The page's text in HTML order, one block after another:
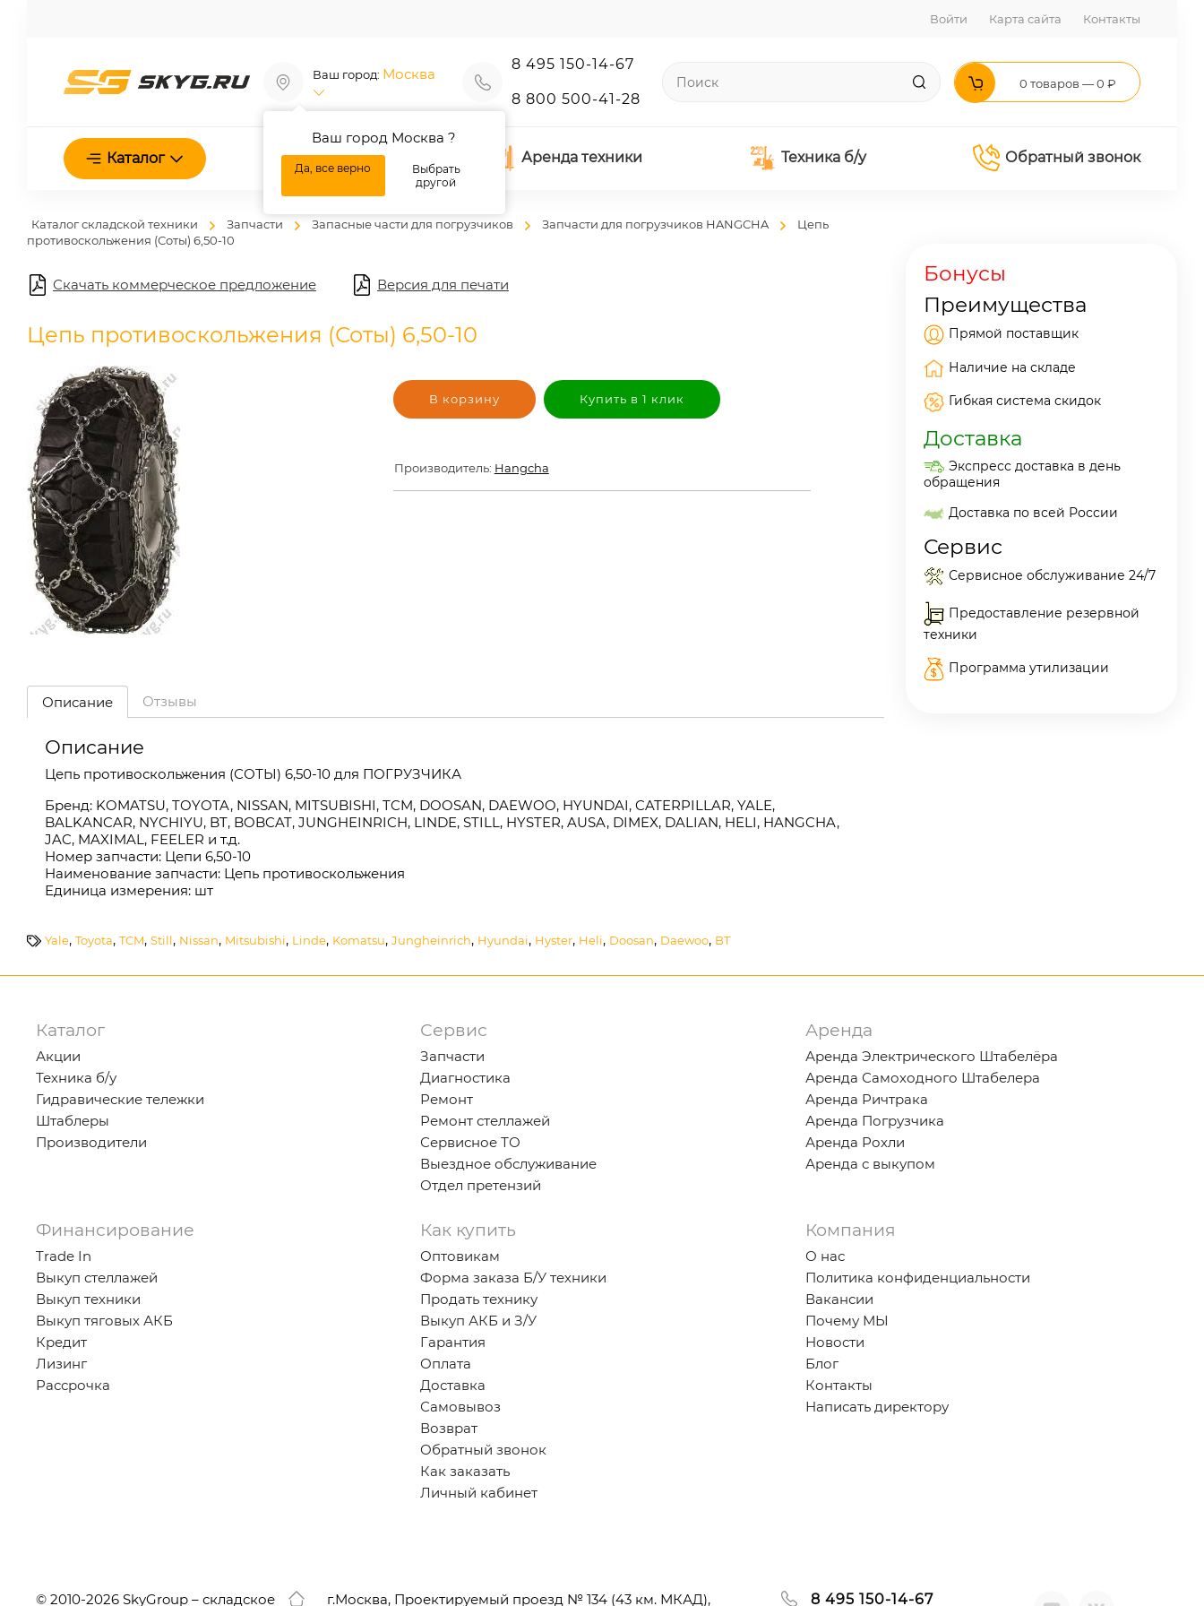
Войти Карта сайта Контакты
Ваш город: Москва
Ваш город Москва ?
Да, все верно
Выбрать
другой
8 495 150-14-67
8 800 500-41-28
0 товаров — 0 ₽
Каталог О нас Аренда техники Техника б/у Обратный звонок
Каталог складской техники Запчасти Запасные части для погрузчиков Запчасти для погрузчиков HANGCHA
Цепь
противоскольжения (Соты) 6,50-10
Скачать коммерческое предложение Версия для печати
Цепь противоскольжения (Соты) 6,50-10
В корзину Купить в 1 клик
Производитель: Hangcha
Описание Отзывы
Описание
Цепь противоскольжения (СОТЫ) 6,50-10 для ПОГРУЗЧИКА
Бренд: KOMATSU, TOYOTA, NISSAN, MITSUBISHI, TCM, DOOSAN, DAEWOO, HYUNDAI, CATERPILLAR, YALE,
BALKANCAR, NYCHIYU, BT, BOBCAT, JUNGHEINRICH, LINDE, STILL, HYSTER, AUSA, DIMEX, DALIAN, HELI, HANGCHA,
JAC, MAXIMAL, FEELER и т.д.
Номер запчасти: Цепи 6,50-10
Наименование запчасти: Цепь противоскольжения
Единица измерения: шт
Yale, Toyota, TCM, Still, Nissan, Mitsubishi, Linde, Komatsu, Jungheinrich, Hyundai, Hyster, Heli, Doosan, Daewoo, BT
Бонусы
Преимущества
Прямой поставщик
Наличие на складе
Гибкая система скидок
Доставка
Экспресс доставка в день
обращения
Доставка по всей России
Сервис
Сервисное обслуживание 24/7
Предоставление резервной
техники
Программа утилизации
Каталог
Акции
Техника б/у
Гидравические тележки
Штаблеры
Производители
Сервис
Запчасти
Диагностика
Ремонт
Ремонт стеллажей
Сервисное ТО
Выездное обслуживание
Отдел претензий
Аренда
Аренда Электрического Штабелёра
Аренда Самоходного Штабелера
Аренда Ричтрака
Аренда Погрузчика
Аренда Рохли
Аренда с выкупом
Финансирование
Trade In
Выкуп стеллажей
Выкуп техники
Выкуп тяговых АКБ
Кредит
Лизинг
Рассрочка
Как купить
Оптовикам
Форма заказа Б/У техники
Продать технику
Выкуп АКБ и З/У
Гарантия
Оплата
Доставка
Самовывоз
Возврат
Обратный звонок
Как заказать
Личный кабинет
Компания
О нас
Политика конфиденциальности
Вакансии
Почему МЫ
Новости
Блог
Контакты
Написать директору
© 2010-2026 SkyGroup – складское г.Москва, Проектируемый проезд № 134 (43 км. МКАД), 8 495 150-14-67